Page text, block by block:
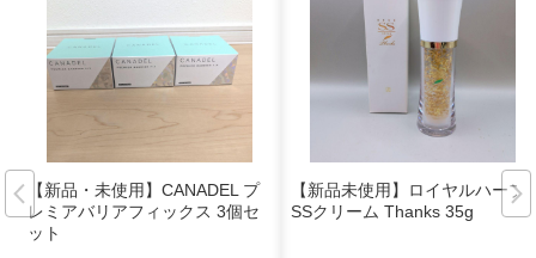
【新品・未使用】CANADEL プ
レミアバリアフィックス 3個セ
ット
【新品未使用】ロイヤルハーブ
SSクリーム Thanks 35g